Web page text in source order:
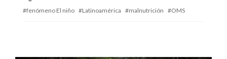
fenómeno El niño
Latinoamérica malnutrición OMS